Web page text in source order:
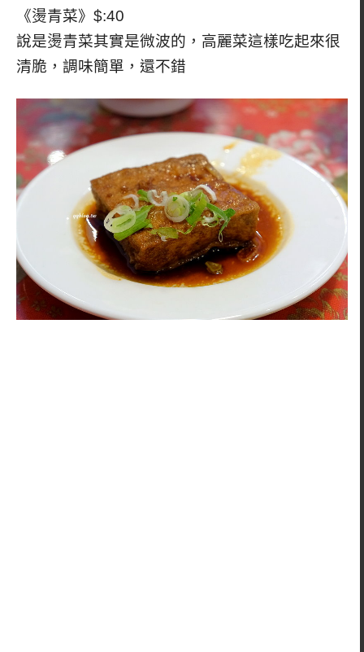
《燙青菜》$:40
說是燙青菜其實是微波的，高麗菜這樣吃起來很
清脆，調味簡單，還不錯